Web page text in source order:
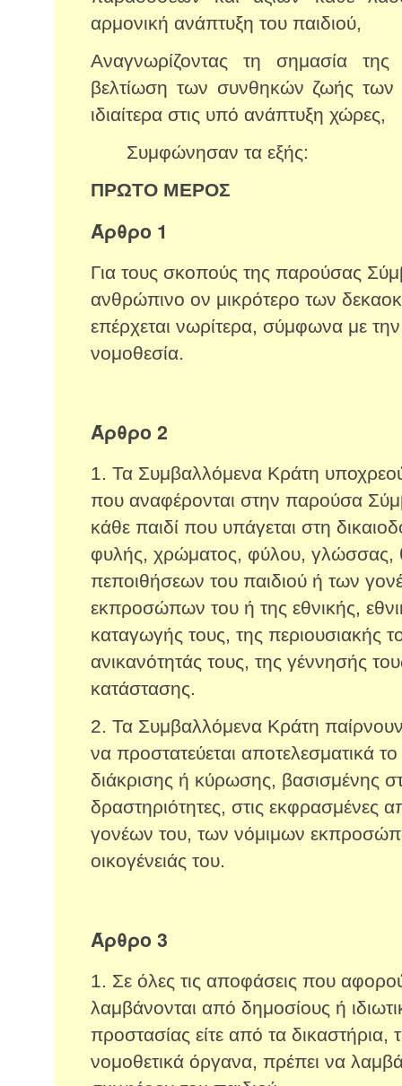
αρμονική ανάπτυξη του παιδιού,
Αναγνωρίζοντας τη σημασία της
βελτίωση των συνθηκών ζωής των
ιδιαίτερα στις υπό ανάπτυξη χώρες,
Συμφώνησαν τα εξής:
ΠΡΩΤΟ ΜΕΡΟΣ
Άρθρο 1
Για τους σκοπούς της παρούσας
ανθρώπινο ον μικρότερο των
επέρχεται νωρίτερα, σύμφωνα με
νομοθεσία.
Άρθρο 2
1. Τα Συμβαλλόμενα Κράτη
που αναφέρονται στην παρούσα
κάθε παιδί που υπάγεται στη
φυλής, χρώματος, φύλου, γλώσσας,
πεποιθήσεων του παιδιού ή των
εκπροσώπων του ή της εθνικής,
καταγωγής τους, της περιουσιακής
ανικανότητάς τους, της γέννησής
κατάστασης.
2. Τα Συμβαλλόμενα Κράτη
να προστατεύεται αποτελεσματικά
διάκρισης ή κύρωσης, βασισμένης
δραστηριότητες, στις εκφρασμένες
γονέων του, των νόμιμων
οικογένειάς του.
Άρθρο 3
1. Σε όλες τις αποφάσεις που
λαμβάνονται από δημοσίους ή
προστασίας είτε από τα δικαστήρια,
νομοθετικά όργανα, πρέπει να